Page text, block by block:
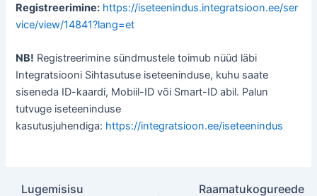
Registreerimine: https://iseteenindus.integratsioon.ee/ser
vice/view/14841?lang=et
NB! Registreerimine sündmustele toimub nüüd läbi
Integratsiooni Sihtasutuse iseteeninduse, kuhu saate
siseneda ID-kaardi, Mobiil-ID või Smart-ID abil. Palun
tutvuge iseteeninduse
kasutusjuhendiga: https://integratsioon.ee/iseteenindus
PostLugemisisu
Raamatukogureede